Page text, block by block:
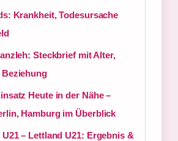
Krankheit, Todesursache
Steckbrief mit Alter,
Heute in der Nähe –
Hamburg im Überblick
– Lettland U21: Ergebnis &